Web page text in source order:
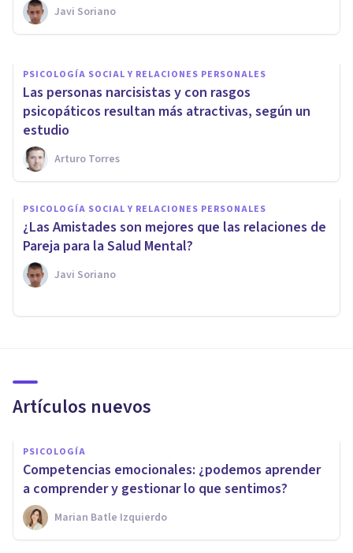
Javi Soriano
Sonia Ruz Comas
PSICOLOGÍA SOCIAL Y RELACIONES PERSONALES
​Las personas narcisistas y con rasgos
psicopáticos resultan más atractivas, según un
estudio
Arturo Torres
PSICOLOGÍA SOCIAL Y RELACIONES PERSONALES
¿Las Amistades son mejores que las relaciones de
Pareja para la Salud Mental?
Javi Soriano
Artículos nuevos
PSICOLOGÍA
Competencias emocionales: ¿podemos aprender
a comprender y gestionar lo que sentimos?
Marian Batle Izquierdo